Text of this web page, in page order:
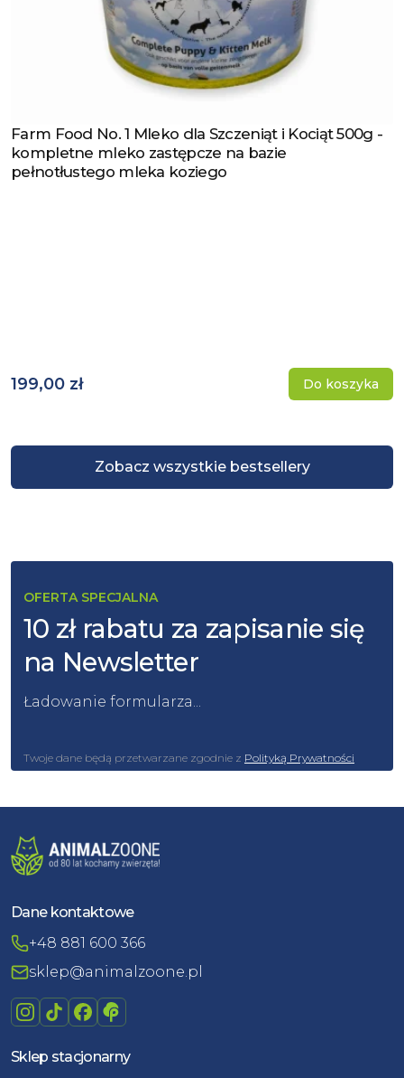
Zobacz wszystkie bestsellery
Zobacz produkt
Farm Food No. 1 Mleko dla Szczeniąt i Kociąt 500g -
kompletne mleko zastępcze na bazie
pełnotłustego mleka koziego
199,00 zł Do koszyka
OFERTA SPECJALNA
10 zł rabatu za zapisanie się
na Newsletter
Ładowanie formularza...
Twoje dane będą przetwarzane zgodnie z Polityką Prywatności
Dane kontaktowe
+48 881 600 366
sklep@animalzoone.pl
Sklep stacjonarny